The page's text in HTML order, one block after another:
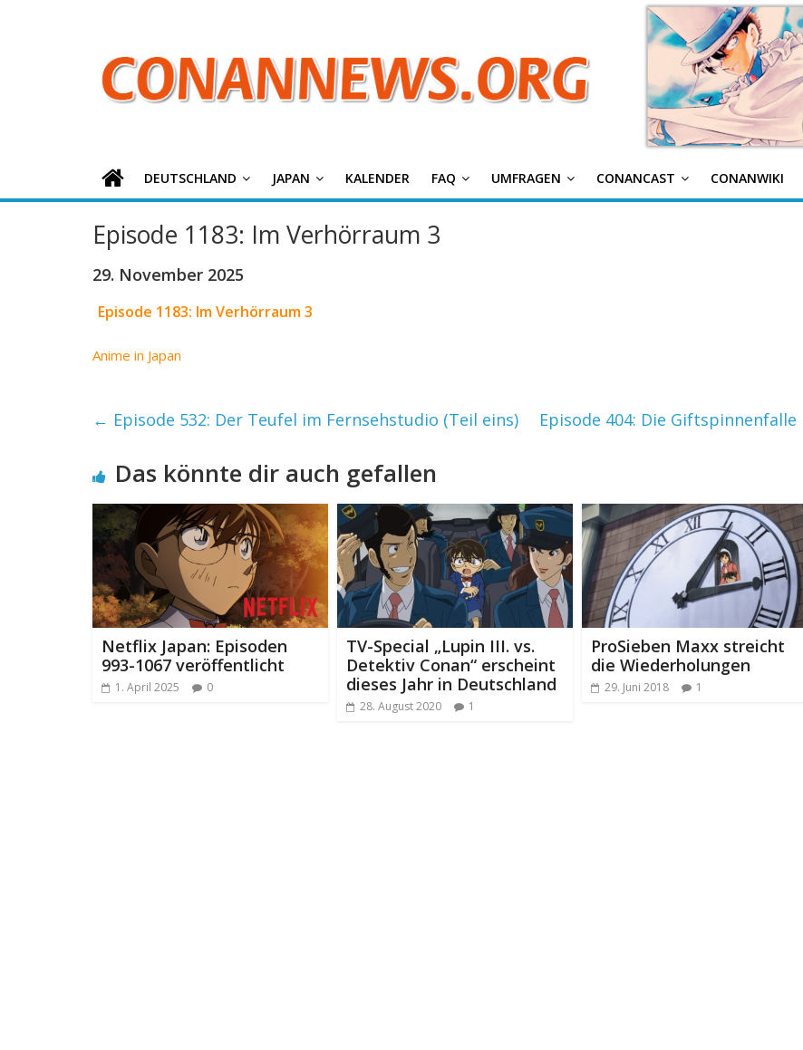
Detektiv
Conan
News
DEUTSCHLAND JAPAN KALENDER FAQ UMFRAGEN CONANCAST CONANWIKI
Episode 1183: Im Verhörraum 3
29. November 2025
Episode 1183: Im Verhörraum 3
Anime in Japan
← Episode 532: Der Teufel im Fernsehstudio (Teil eins) Episode 404: Die Giftspinnenfalle
Das könnte dir auch gefallen
Netflix Japan: Episoden
993-1067 veröffentlicht
1. April 2025 0
TV-Special „Lupin III. vs.
Detektiv Conan“ erscheint
dieses Jahr in Deutschland
28. August 2020 1
ProSieben Maxx streicht
die Wiederholungen
29. Juni 2018 1